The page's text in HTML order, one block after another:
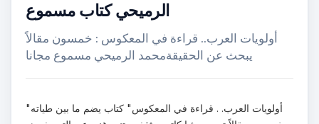
الرميحي كتاب مسموع
أولويات العرب.. قراءة في المعكوس : خمسون مقالاً
يبحث عن الحقيقةمحمد الرميحي مسموع مجانا
"أولويات العرب. . قراءة في المعكوس" كتاب يضم ما بين طياته